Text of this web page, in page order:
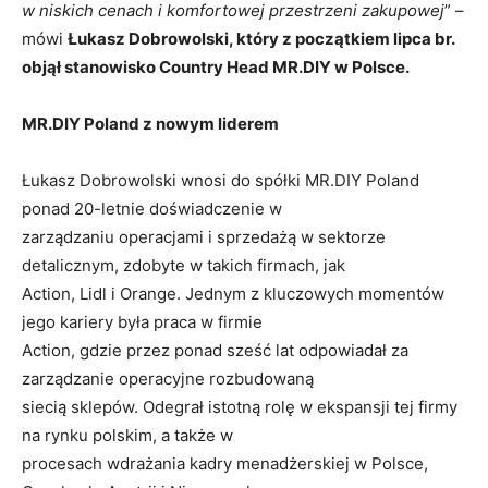
w niskich cenach i komfortowej przestrzeni zakupowej” –
mówi Łukasz Dobrowolski, który z początkiem lipca br.
objął stanowisko Country Head MR.DIY w Polsce.
MR.DIY Poland z nowym liderem
Łukasz Dobrowolski wnosi do spółki MR.DIY Poland
ponad 20-letnie doświadczenie w
zarządzaniu operacjami i sprzedażą w sektorze
detalicznym, zdobyte w takich firmach, jak
Action, Lidl i Orange. Jednym z kluczowych momentów
jego kariery była praca w firmie
Action, gdzie przez ponad sześć lat odpowiadał za
zarządzanie operacyjne rozbudowaną
siecią sklepów. Odegrał istotną rolę w ekspansji tej firmy
na rynku polskim, a także w
procesach wdrażania kadry menadżerskiej w Polsce,